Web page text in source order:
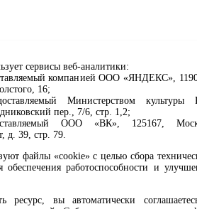
услуг
директору
сервисы веб-аналитики:
компанией ООО «ЯНДЕКС»,
16;
Министерством культуры
пер., 7/6, стр. 1,2;
ООО «ВК», 125167,
д. 39, стр. 79.
файлы «cookie» с целью сбора
обеспечения работоспособности и
ресурс, вы автоматически